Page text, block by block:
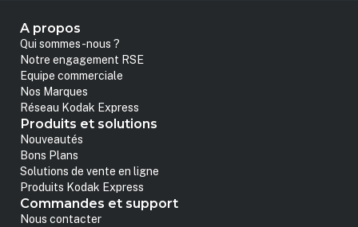
A propos
Qui sommes-nous ?
Notre engagement RSE
Equipe commerciale
Nos Marques
Réseau Kodak Express
Produits et solutions
Nouveautés
Bons Plans
Solutions de vente en ligne
Produits Kodak Express
Commandes et support
Nous contacter